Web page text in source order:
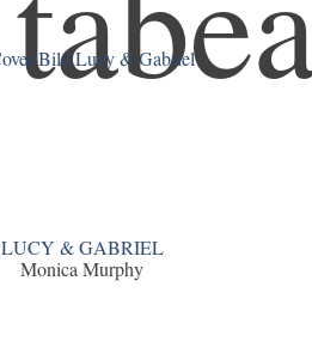
LUCY & GABRIEL
Monica Murphy